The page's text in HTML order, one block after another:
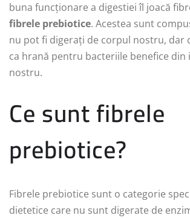
buna funcționare a digestiei îl joacă
fibrele prebiotice. Acestea sunt
nu pot fi digerați de corpul nostru, dar
ca hrană pentru bacteriile benefice din
nostru.
Ce sunt fibrele
prebiotice?
Fibrele prebiotice sunt o categorie
dietetice care nu sunt digerate de